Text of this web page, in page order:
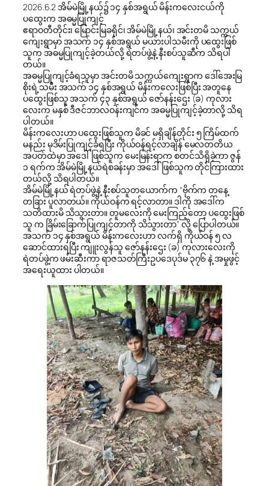
2026.6.2 အိမ်မဲမြို့နယ်၌ ၁၄ နှစ်အရွယ် မိန်းကလေးငယ်ကို
ပထွေးက အဓမ္မပြုကျင့်
ဧရာဝတီတိုင်း၊ မြောင်းမြခရိုင်၊ အိမ်မဲမြို့နယ်၊ အင်းတမိ သက္ကယ်
ကျေးရွာမှာ အသက် ၁၄ နှစ်အရွယ် မယားပါသမီးကို ပထွေးဖြစ်
သူက အဓမ္မပြုကျင့်ခဲ့တယ်လို့ ရဲတပ်ဖွဲ့နဲ့ နီးစပ်သူဆီက သိရပါ
တယ်။
အဓမ္မပြုကျင့်ခံရသူမှာ အင်းတမိ သက္ကယ်ကျေးရွာက ဒေါ်အေးမြ
စိုးရဲ့သမီး အသက် ၁၄ နှစ်အရွယ် မိန်းကလေးဖြစ်ပြီး အတူနေ
ပထွေးဖြစ်သူ အသက် ၄၃ နှစ်အရွယ် ဇော်နန်းဌေး (ခ) ကုလား
လေးက မနှစ် ဒီဇင်ဘာလဝန်းကျင်က အဓမ္မပြုကျင့်ခဲ့တာလို့ သိရ
ပါတယ်။
မိန်းကလေးဟာ ပထွေးဖြစ်သူက မိခင် မရှိချိန်တိုင်း ၅ ကြိမ်ထက်
မနည်း မုဒိမ်းပြုကျင့်ခံရပြီး ကိုယ်ဝန်ရင့်လာချိန် မေလတတိယ
အပတ်ထဲမှာ အဒေါ်ဖြစ်သူက မေးမြန်းရာက စတင်သိရှိခဲ့ကာ ဇွန်
၁ ရက်က အိမ်မဲမြို့နယ်ရဲစခန်းမှာ အဒေါ်ဖြစ်သူက တိုင်ကြားထား
တယ်လို့ သိရပါတယ်။
အိမ်မဲမြို့နယ် ရဲတပ်ဖွဲ့နဲ့ နီးစပ်သူတယောက်က “ဗိုက်က တနေ့
တခြား ပူလာတယ်။ ကိုယ်ဝန်က ရင့်လာတာ။ ဒါကို အဒေါ်က
သတိထားမိ သိသွားတာ။ တူမလေးကို မေးကြည့်တော့ ပထွေးဖြစ်
သူ က ခြိမ်းခြောက်ပြုကျင့်တာကို သိသွားတာ” လို့ ပြောပါတယ်။
အသက် ၁၄ နှစ်အရွယ် မိန်းကလေးဟာ လက်ရှိ ကိုယ်ဝန် ၅ လ
ဆောင်ထားရပြီး ကျူးလွန်သူ ဇော်နန်းဌေး (ခ) ကုလားလေးကို
ရဲတပ်ဖွဲ့က ဖမ်းဆီးကာ ရာဇသတ်ကြီးဥပဒေပုဒ်မ ၃၇၆ နဲ့ အမှုဖွင့်
အရေးယူထား ပါတယ်။